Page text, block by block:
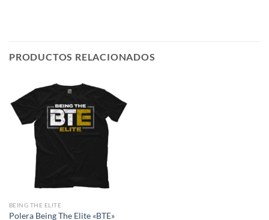
PRODUCTOS RELACIONADOS
BEING THE ELITE
Polera Being The Elite «BTE»